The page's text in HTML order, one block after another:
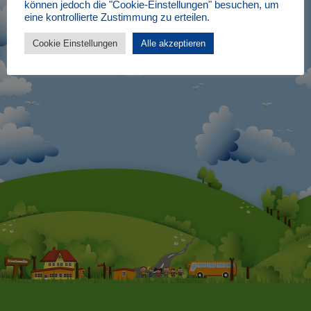
IBAN: DE91 3702 0500 0003 3444 12
Störung Formulare: Klassenfahrt, Feriencamp, Kontakt | © 2026 Kinderdorf
können jedoch die "Cookie-Einstellungen" besuchen, um
eine kontrollierte Zustimmung zu erteilen.
Cookie Einstellungen Alle akzeptieren